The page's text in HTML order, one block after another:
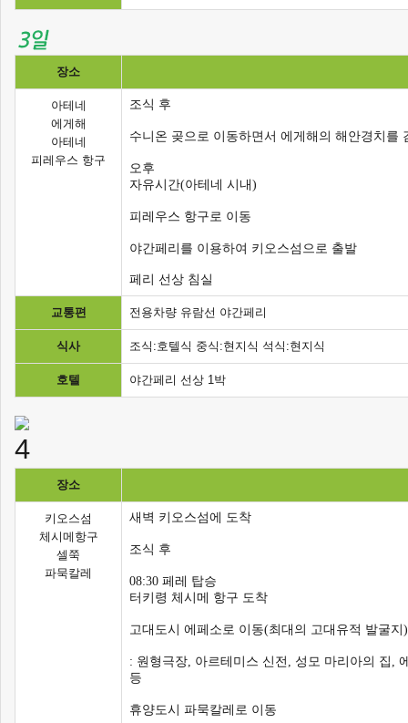
장소
아테네
에게해
아테네
피레우스 항구
조식 후
수니온 곶으로 이동하면서 에게해의 해안경치
오후
자유시간(아테네 시내)
피레우스 항구로 이동
야간페리를 이용하여 키오스섬으로 출발
페리 선상 침실
교통편 전용차량 유람선 야간페리
식사 조식:호텔식 중식:현지식 석식:현지식
호텔 야간페리 선상 1박
장소
키오스섬
체시메항구
셀쭉
파묵칼레
새벽 키오스섬에 도착
조식 후
08:30 페레 탑승
터키령 체시메 항구 도착
고대도시 에페소로 이동(최대의 고대유적 발굴
: 원형극장, 아르테미스 신전, 성모 마리아의 집,
등
휴양도시 파묵칼레로 이동